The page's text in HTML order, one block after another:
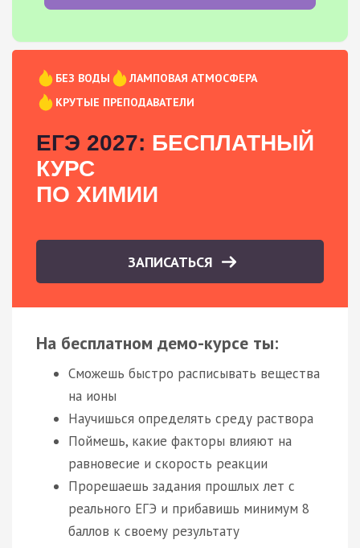
БЕЗ ВОДЫ
ЛАМПОВАЯ АТМОСФЕРА
КРУТЫЕ ПРЕПОДАВАТЕЛИ
ЕГЭ 2027: БЕСПЛАТНЫЙ
КУРС
ПО ХИМИИ
ЗАПИСАТЬСЯ
На бесплатном демо-курсе ты:
Сможешь быстро расписывать вещества
на ионы
Научишься определять среду раствора
Поймешь, какие факторы влияют на
равновесие и скорость реакции
Прорешаешь задания прошлых лет с
реального ЕГЭ и прибавишь минимум 8
баллов к своему результату